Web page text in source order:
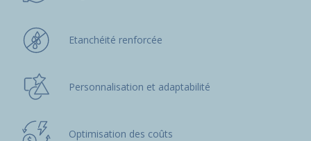
Etanchéité renforcée
Personnalisation et adaptabilité
Optimisation des coûts